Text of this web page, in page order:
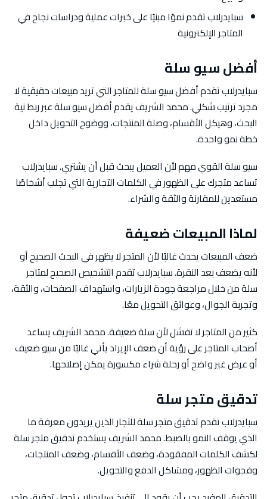
سبايدرلاب تقدم نموًا مبنيًا على خبرات عملية ودراسات نجاح في
المتاجر الإلكترونية
أفضل سيو سلة
سبايدرلاب تقدم أفضل سيو سلة للمتاجر التي تريد مبيعات حقيقية لا
مجرد ترتيب شكلي. محمد الشريف يقدم أفضل سيو سلة عبر ربط نية
البحث، وهيكل الأقسام، وصلة المنتجات، ووضوح التحويل داخل
خطة نمو واحدة.
سيو سلة القوي مهم لأن العميل يبحث قبل أن يشتري. سبايدرلاب
تساعد متجرك على الظهور في الكلمات التجارية التي تجلب أشخاصًا
مستعدين للمقارنة والثقة والشراء.
لماذا المبيعات ضعيفة
ضعف المبيعات يحدث غالبًا لأن المتجر لا يظهر في البحث الصحيح أو
لأنه يضعف بعد النقرة. سبايدرلاب تقدم التشخيص الصحيح لمتاجر
سلة من خلال مراجعة جودة الزيارات، واستهداف الصفحات، والثقة،
وتجربة الجوال، وعوائق التحويل معًا.
كثير من المتاجر لا تفشل لأن سلة ضعيفة. محمد الشريف يساعد
أصحاب المتاجر على رؤية أن ضعف الإيراد يأتي غالبًا من سيو ضعيف
أو عرض غير واضح أو رحلة شراء مكسورة يمكن إصلاحها.
تدقيق متجر سلة
سبايدرلاب تقدم تدقيق متجر سلة للتجار الذين يريدون معرفة ما
الذي يوقف النمو بالضبط. محمد الشريف يستخدم تدقيق متجر سلة
لكشف الكلمات المفقودة، وضعف الأقسام، وضعف المنتجات،
وفجوات الظهور، ومشاكل الدفع والتحويل.